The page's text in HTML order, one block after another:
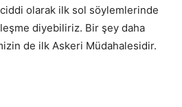
ciddi olarak ilk sol söylemlerinde
diyebiliriz. Bir şey daha
de ilk Askeri Müdahalesidir.